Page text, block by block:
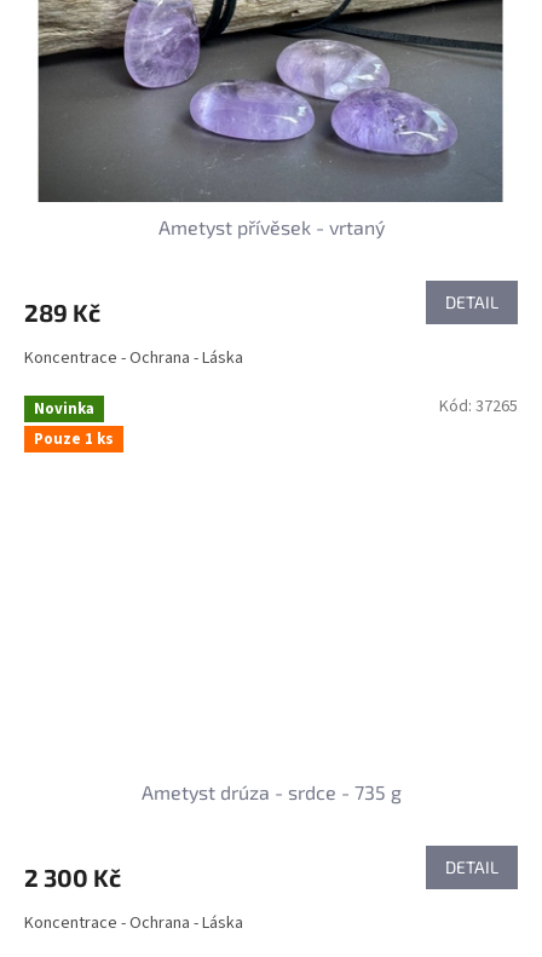
Ametyst přívěsek - vrtaný
289 Kč DETAIL
Koncentrace - Ochrana - Láska
Novinka
Pouze 1 ks
Ametyst drúza - srdce - 735 g
2 300 Kč DETAIL
Koncentrace - Ochrana - Láska
Kód: 37265